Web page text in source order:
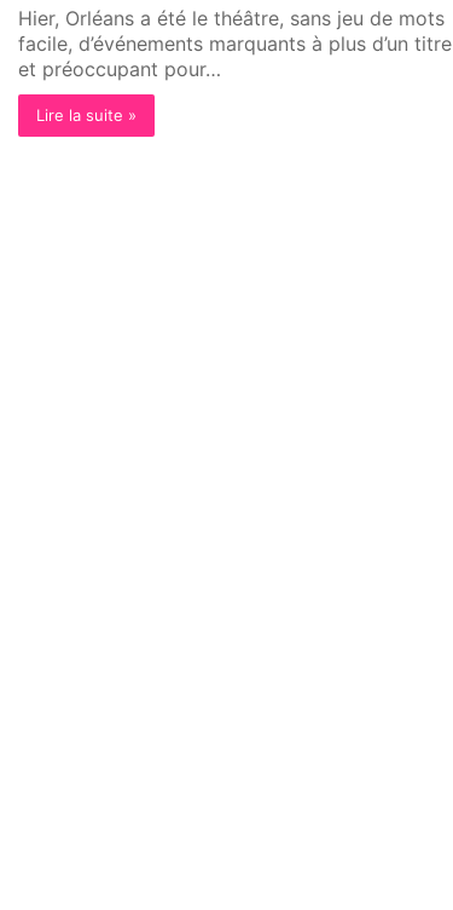
Hier, Orléans a été le théâtre, sans jeu de mots
facile, d’événements marquants à plus d’un titre
et préoccupant pour…
Lire la suite »